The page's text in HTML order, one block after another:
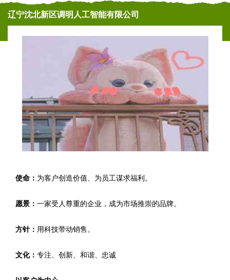
辽宁沈北新区调明人工智能有限公司
使命： 为客户创造价值、为员工谋求福利。
愿景： 一家受人尊重的企业，成为市场推崇的品牌。
方针： 用科技带动销售。
文化： 专注、创新、和谐、忠诚